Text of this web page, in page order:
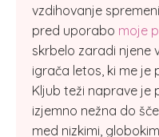
vzdihovanje
pred uporabo moje
skrbelo zaradi njene
igrača letos, ki me je
Kljub teži naprave je
izjemno nežna do
med nizkimi,